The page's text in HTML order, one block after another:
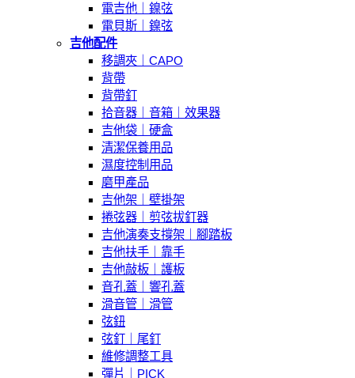
電吉他｜鎳弦
電貝斯｜鎳弦
吉他配件
移調夾｜CAPO
背帶
背帶釘
拾音器｜音箱｜效果器
吉他袋｜硬盒
清潔保養用品
濕度控制用品
磨甲產品
吉他架｜壁掛架
捲弦器｜剪弦拔釘器
吉他演奏支撐架｜腳踏板
吉他扶手｜靠手
吉他敲板｜護板
音孔蓋｜響孔蓋
滑音管｜滑管
弦鈕
弦釘｜尾釘
維修調整工具
彈片｜PICK